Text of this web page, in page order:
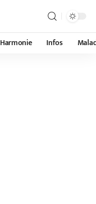
Harmonie Infos